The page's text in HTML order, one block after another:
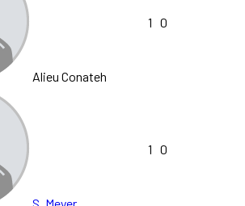
Alieu Conateh
1 0
1 0